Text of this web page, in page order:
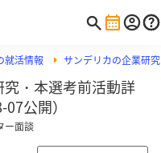
就活情報 サンデリカの企業研
・本選考前活動詳
公開）
ー面談